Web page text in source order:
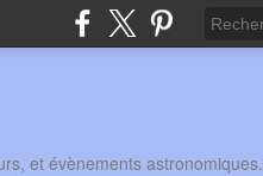
et évènements astronomiques.